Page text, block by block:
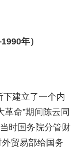
年）
下建立了一个内
命”期间陈云同
时国务院分管财
贸易部给国务